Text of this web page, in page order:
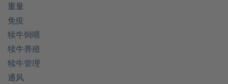
重量
免疫
犊牛饲喂
犊牛养殖
犊牛管理
通风